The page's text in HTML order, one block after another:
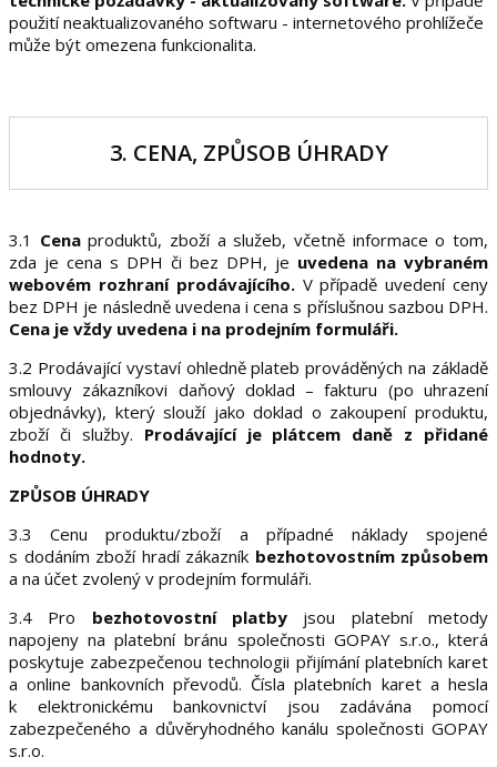
použití neaktualizovaného softwaru - internetového prohlížeče
může být omezena funkcionalita.
3. CENA, ZPŮSOB ÚHRADY
3.1 Cenaproduktů, zboží a služeb, včetně informace o tom,
zda je cena s DPH či bez DPH, je uvedena na vybraném
webovém rozhraní prodávajícího. V případě uvedení ceny
bez DPH je následně uvedena i cena s příslušnou sazbou DPH.
Cena je vždy uvedena i na prodejním formuláři.
3.2 Prodávající vystaví ohledně plateb prováděných na základě
smlouvy zákazníkovi daňový doklad – fakturu (po uhrazení
objednávky), který slouží jako doklad o zakoupení produktu,
zboží či služby. Prodávající je plátcem daně z přidané
hodnoty.
ZPŮSOB ÚHRADY
3.3 Cenu produktu/zboží a případné náklady spojené
s dodáním zboží hradí zákazník bezhotovostním způsobem
a na účet zvolený v prodejním formuláři.
3.4 Pro bezhotovostní platby jsou platební metody
napojeny na platební bránu společnosti GOPAY s.r.o., která
poskytuje zabezpečenou technologii přijímání platebních karet
a online bankovních převodů. Čísla platebních karet a hesla
k elektronickému bankovnictví jsou zadávána pomocí
zabezpečeného a důvěryhodného kanálu společnosti GOPAY
s.r.o.